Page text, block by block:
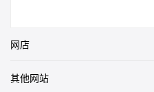
网店
其他网站